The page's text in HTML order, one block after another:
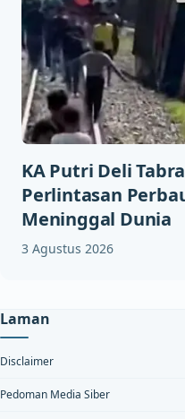
KA Putri Deli
Perlintasan
Meninggal Dunia
3 Agustus 2026
Laman
Disclaimer
Pedoman Media Siber